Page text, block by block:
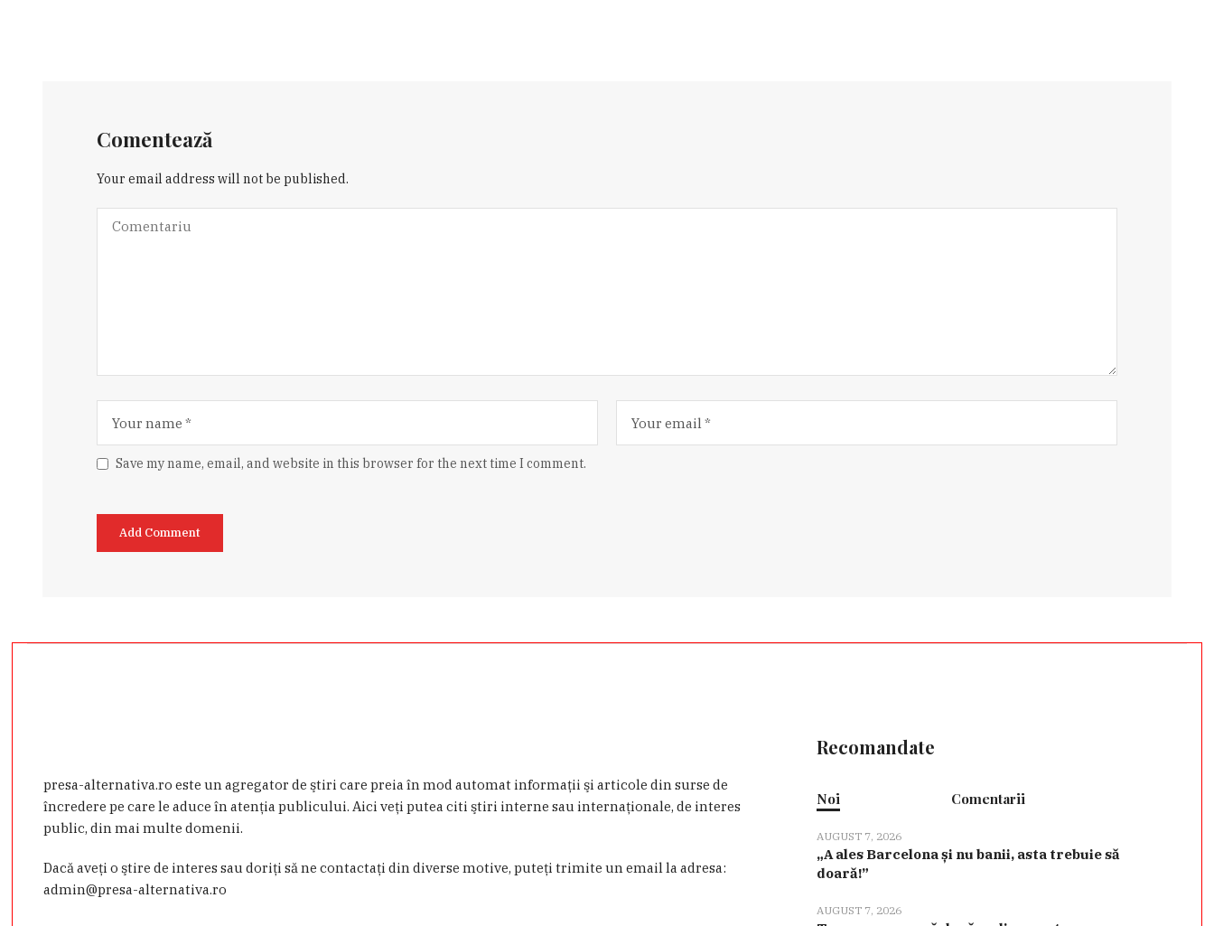
Comentează
Your email address will not be published.
Save my name, email, and website in this browser for the next time I comment.
presa-alternativa.ro este un agregator de ştiri care preia în mod automat informaţii şi articole din surse de
încredere pe care le aduce în atenţia publicului. Aici veţi putea citi ştiri interne sau internaţionale, de interes
public, din mai multe domenii.
Dacă aveţi o ştire de interes sau doriţi să ne contactaţi din diverse motive, puteţi trimite un email la adresa:
admin@presa-alternativa.ro
Recomandate
Noi Comentarii
AUGUST 7, 2026
„A ales Barcelona și nu banii, asta trebuie să
doară!”
AUGUST 7, 2026